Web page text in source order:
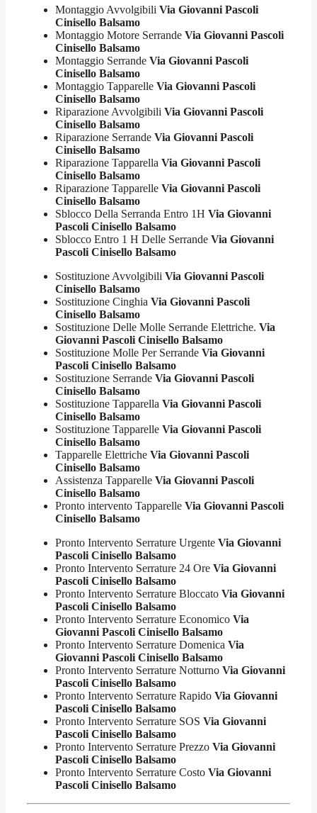
Montaggio Avvolgibili Via Giovanni Pascoli
Cinisello Balsamo
Montaggio Motore Serrande Via Giovanni Pascoli
Cinisello Balsamo
Montaggio Serrande Via Giovanni Pascoli
Cinisello Balsamo
Montaggio Tapparelle Via Giovanni Pascoli
Cinisello Balsamo
Riparazione Avvolgibili Via Giovanni Pascoli
Cinisello Balsamo
Riparazione Serrande Via Giovanni Pascoli
Cinisello Balsamo
Riparazione Tapparella Via Giovanni Pascoli
Cinisello Balsamo
Riparazione Tapparelle Via Giovanni Pascoli
Cinisello Balsamo
Sblocco Della Serranda Entro 1H Via Giovanni
Pascoli Cinisello Balsamo
Sblocco Entro 1 H Delle Serrande Via Giovanni
Pascoli Cinisello Balsamo
Sostituzione Avvolgibili Via Giovanni Pascoli
Cinisello Balsamo
Sostituzione Cinghia Via Giovanni Pascoli
Cinisello Balsamo
Sostituzione Delle Molle Serrande Elettriche. Via
Giovanni Pascoli Cinisello Balsamo
Sostituzione Molle Per Serrande Via Giovanni
Pascoli Cinisello Balsamo
Sostituzione Serrande Via Giovanni Pascoli
Cinisello Balsamo
Sostituzione Tapparella Via Giovanni Pascoli
Cinisello Balsamo
Sostituzione Tapparelle Via Giovanni Pascoli
Cinisello Balsamo
Tapparelle Elettriche Via Giovanni Pascoli
Cinisello Balsamo
Assistenza Tapparelle Via Giovanni Pascoli
Cinisello Balsamo
Pronto intervento Tapparelle Via Giovanni Pascoli
Cinisello Balsamo
Pronto Intervento Serrature Urgente Via Giovanni
Pascoli Cinisello Balsamo
Pronto Intervento Serrature 24 Ore Via Giovanni
Pascoli Cinisello Balsamo
Pronto Intervento Serrature Bloccato Via Giovanni
Pascoli Cinisello Balsamo
Pronto Intervento Serrature Economico Via
Giovanni Pascoli Cinisello Balsamo
Pronto Intervento Serrature Domenica Via
Giovanni Pascoli Cinisello Balsamo
Pronto Intervento Serrature Notturno Via Giovanni
Pascoli Cinisello Balsamo
Pronto Intervento Serrature Rapido Via Giovanni
Pascoli Cinisello Balsamo
Pronto Intervento Serrature SOS Via Giovanni
Pascoli Cinisello Balsamo
Pronto Intervento Serrature Prezzo Via Giovanni
Pascoli Cinisello Balsamo
Pronto Intervento Serrature Costo Via Giovanni
Pascoli Cinisello Balsamo